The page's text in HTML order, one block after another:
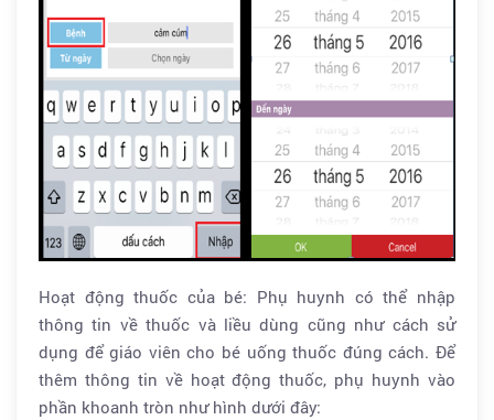
Hoạt động thuốc của bé: Phụ huynh có thể nhập
thông tin về thuốc và liều dùng cũng như cách sử
dụng để giáo viên cho bé uống thuốc đúng cách. Để
thêm thông tin về hoạt động thuốc, phụ huynh vào
phần khoanh tròn như hình dưới đây: